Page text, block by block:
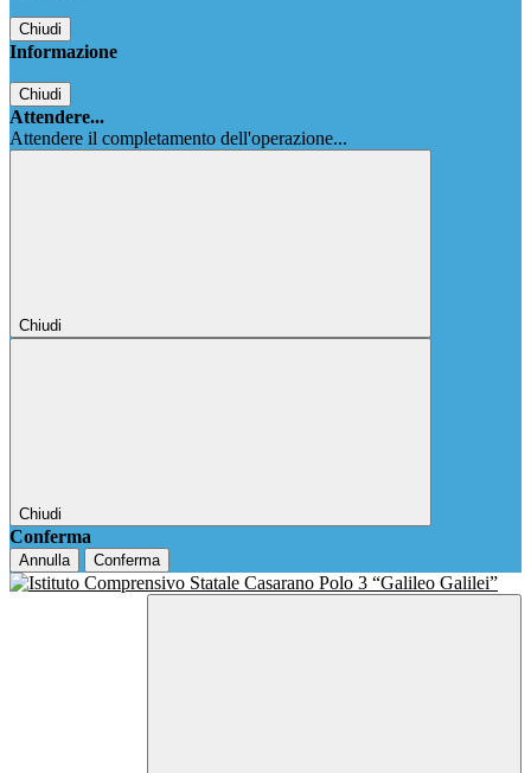
Chiudi
Informazione
Chiudi
Attendere...
Attendere il completamento dell'operazione...
Chiudi
Chiudi
Conferma
Annulla Conferma